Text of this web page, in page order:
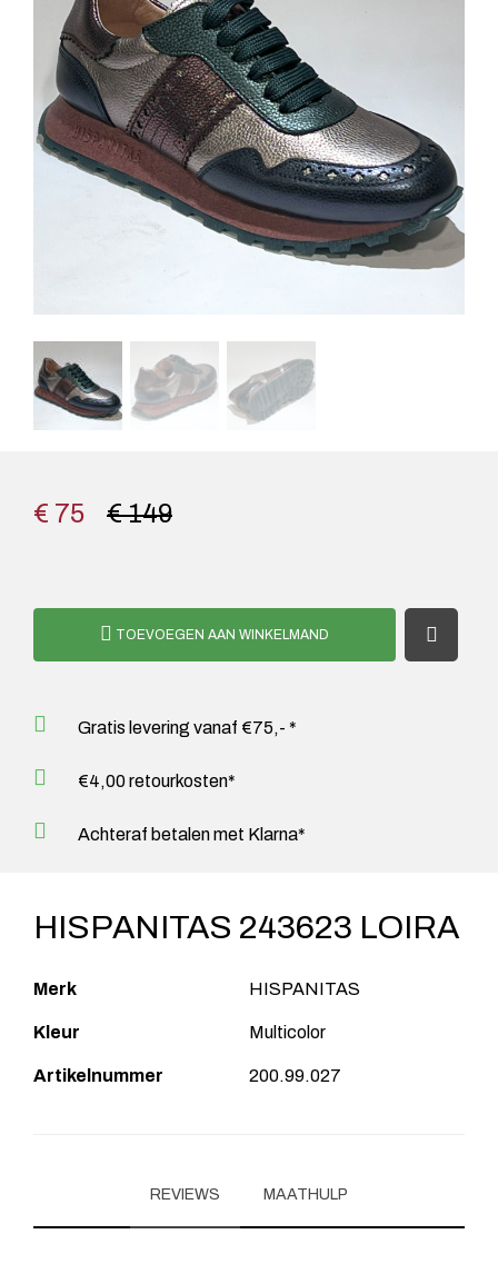
€ 149
€ 75
TOEVOEGEN AAN WINKELMAND
Gratis levering vanaf €75,- *
€4,00 retourkosten*
Achteraf betalen met Klarna*
HISPANITAS 243623 LOIRA
Merk HISPANITAS
Kleur Multicolor
Artikelnummer 200.99.027
REVIEWS MAATHULP